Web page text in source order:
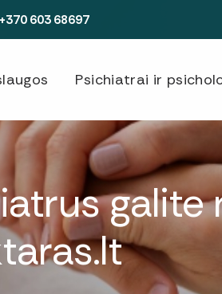
+370 603 68697
Psichiatrai ir
galite